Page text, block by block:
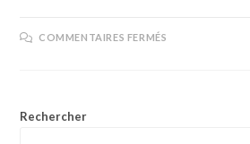
COMMENTAIRES FERMÉS
Rechercher